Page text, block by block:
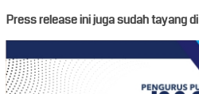
Press release ini juga sudah tayang di